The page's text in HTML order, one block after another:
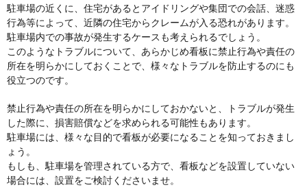
駐車場の近くに、住宅があるとアイドリングや集団での会話、迷惑
行為等によって、近隣の住宅からクレームが入る恐れがあります。
駐車場内での事故が発生するケースも考えられるでしょう。
このようなトラブルについて、あらかじめ看板に禁止行為や責任の
所在を明らかにしておくことで、様々なトラブルを防止するのにも
役立つのです。
禁止行為や責任の所在を明らかにしておかないと、トラブルが発生
した際に、損害賠償などを求められる可能性もあります。
駐車場には、様々な目的で看板が必要になることを知っておきまし
ょう。
もしも、駐車場を管理されている方で、看板などを設置していない
場合には、設置をご検討くださいませ。